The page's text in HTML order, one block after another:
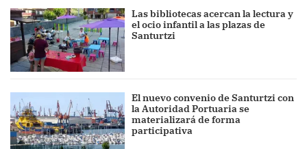
Las bibliotecas acercan la lectura y
el ocio infantil a las plazas de
Santurtzi
El nuevo convenio de Santurtzi con
la Autoridad Portuaria se
materializará de forma
participativa